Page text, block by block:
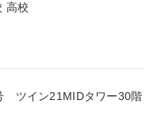
高校
ツイン21MIDタワー30階